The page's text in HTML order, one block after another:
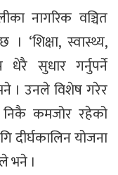
नागरिक वञ्चित
स्वास्थ्य,
धेरै सुधार गर्नुपर्ने
। उनले विशेष गरेर
निकै कमजोर रहेको
दीर्घकालिन योजना
भने ।